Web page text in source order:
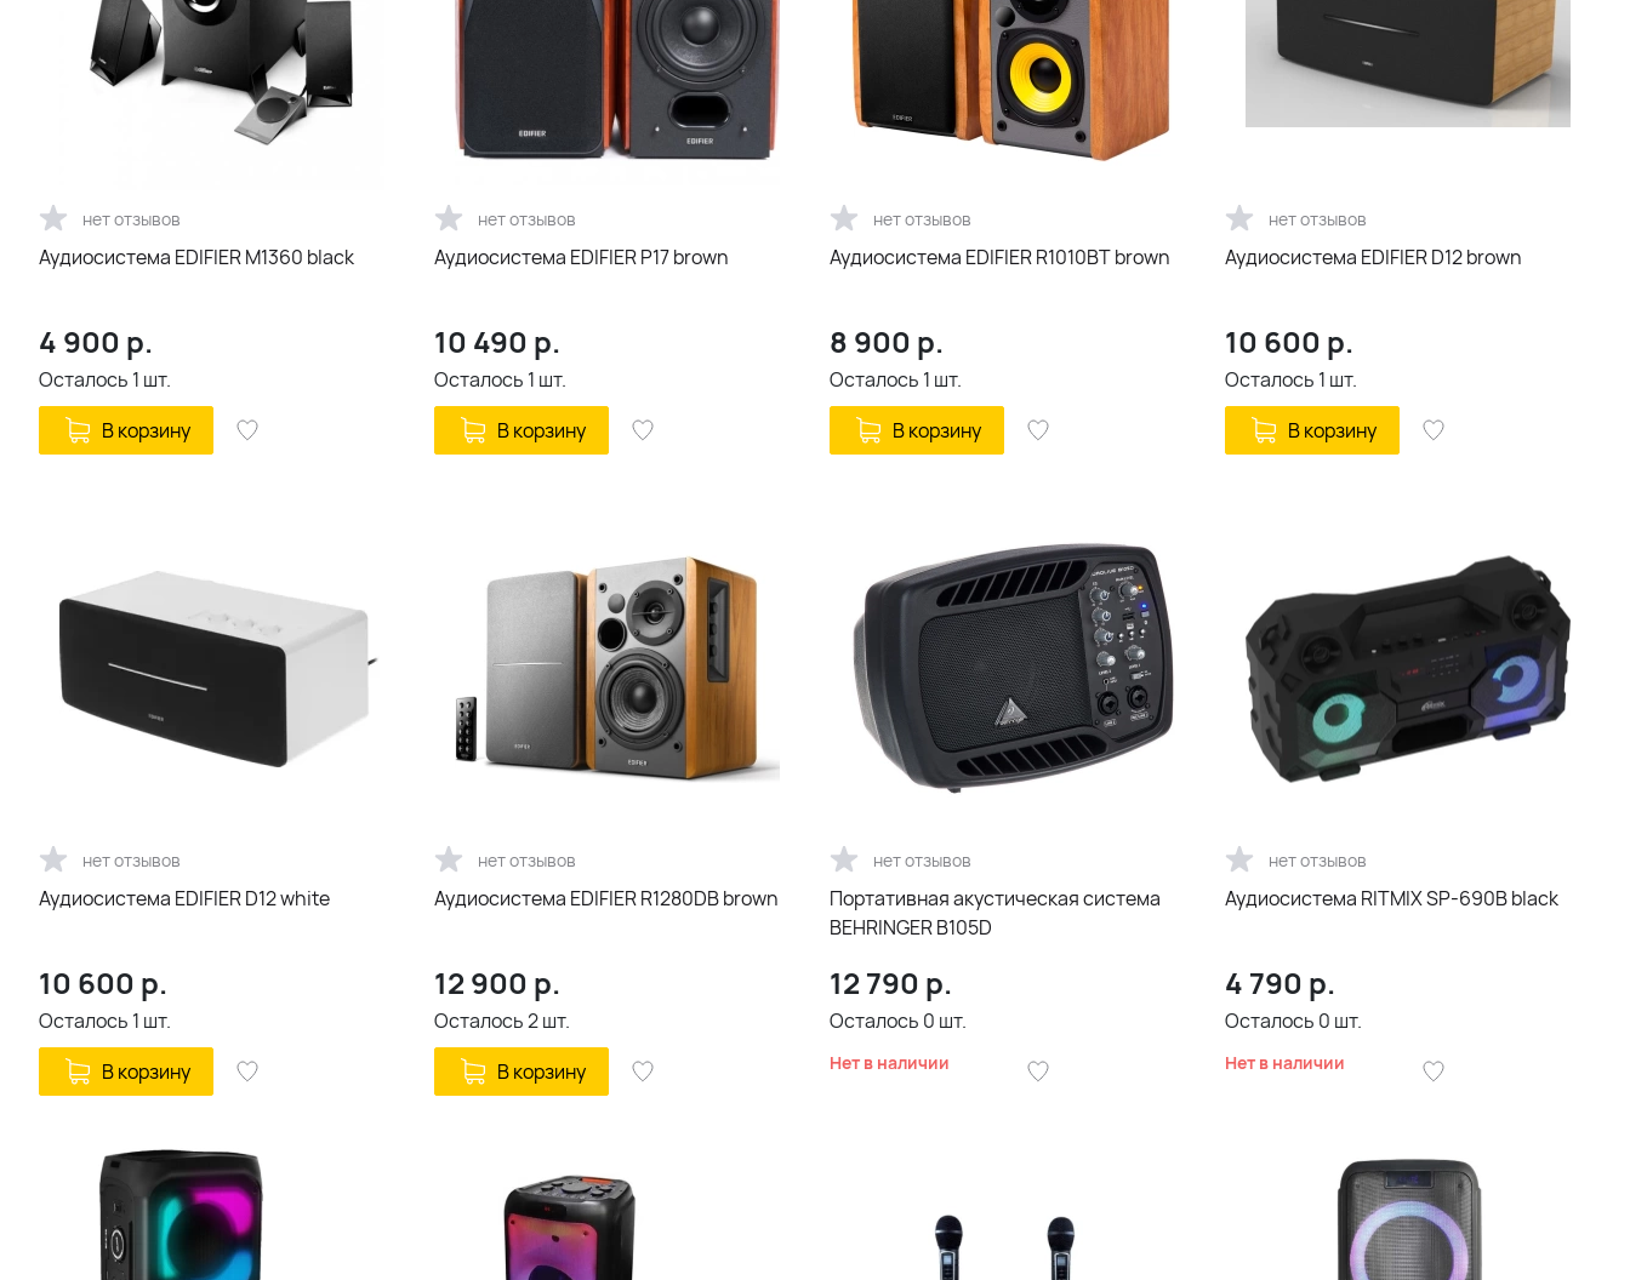
нет отзывов
Аудиосистема EDIFIER M1360 black
4 900 р.
Осталось 1 шт.
В корзину
нет отзывов
Аудиосистема EDIFIER P17 brown
10 490 р.
Осталось 1 шт.
В корзину
нет отзывов
Аудиосистема EDIFIER R1010BT brown
8 900 р.
Осталось 1 шт.
В корзину
нет отзывов
Аудиосистема EDIFIER D12 brown
10 600 р.
Осталось 1 шт.
В корзину
нет отзывов
Аудиосистема EDIFIER D12 white
10 600 р.
Осталось 1 шт.
В корзину
нет отзывов
Аудиосистема EDIFIER R1280DB brown
12 900 р.
Осталось2шт.
В корзину
нет отзывов
Портативная акустическая система
BEHRINGER B105D
12 790 р.
Осталось 0 шт.
Нет в наличии
нет отзывов
Аудиосистема RITMIX SP-690B black
4 790 р.
Осталось 0 шт.
Нет в наличии